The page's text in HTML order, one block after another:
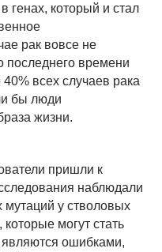
генах, который и стал
рак вовсе не
времени
всех случаев рака
бы люди
жизни.
пришли к
наблюдали
у стволовых
которые могут стать
ошибками,